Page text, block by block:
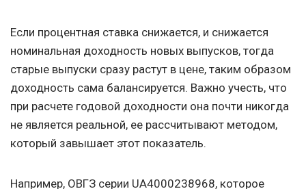
Если процентная ставка снижается, и снижается
номинальная доходность новых выпусков, тогда
старые выпуски сразу растут в цене, таким образом
доходность сама балансируется. Важно учесть, что
при расчете годовой доходности она почти никогда
не является реальной, ее рассчитывают методом,
который завышает этот показатель.
Например, ОВГЗ серии UA4000238968, которое